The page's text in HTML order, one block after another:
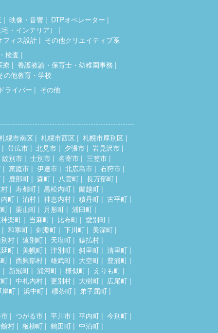
映像・音響
DTPオペレーター
・インテリア）
フィス設計
その他クリエイティブ系
検査
療
養護教諭・保育士・幼稚園事務
の他教育・学校
ライバー
その他
幌市南区 札幌市西区
札幌市厚別区
帯広市
北見市 夕張市
岩見沢市
紋別市
士別市 名寄市
三笠市
恵庭市 伊達市 北広島市
石狩市
鹿部町 森町 八雲町
長万部町
寿都町 黒松内町
蘭越町
町
泊村 神恵内村 積丹町
古平町
栗山町 月形町
浦臼町
楽町
当麻町 比布町
愛別町
和寒町
剣淵町 下川町
美深町
村
遠別町 天塩町
猿払村
町
美幌町 津別町 斜里町
清里町
西興部村 雄武町 大空町
豊浦町
新冠町 浦河町 様似町
えりも町
中札内村 更別村 大樹町
広尾町
岸町
浜中町 標茶町 弟子屈町
つがる市 平川市 平内町
今別町
村
板柳町 鶴田町
中泊町